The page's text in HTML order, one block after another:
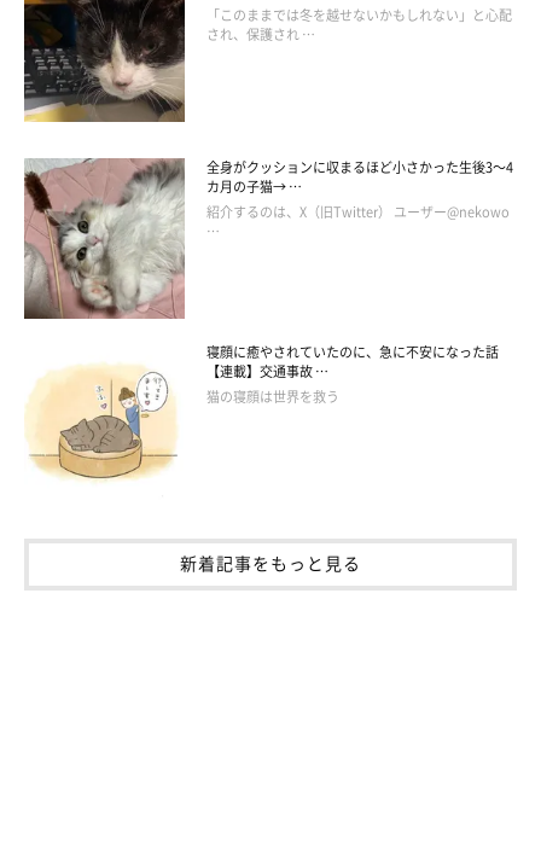
「猫風邪で目が開かなかったのに、今ではパッチリお目目になり
ました。
ちなみに、マサムネさんの名前の由来は『伊達政宗』からきてい
ます。片目が開かない可能性があったことから、父が『伊達政宗
みたいだからマサムネという名前にしよう！』
前が決まったんです。
あのときには想像できないぐらい、すごく“イケメン猫”に成長し
「このままでは冬を越せないかもしれない」と心配
され、保護され …
全身がクッションに収まるほど小さかった生後3～4
カ月の子猫→ …
紹介するのは、X（旧Twitter） ユーザー@nekowo
…
寝顔に癒やされていたのに、急に不安になった話
【連載】交通事故 …
猫の寝顔は世界を救う
新着記事をもっと見る